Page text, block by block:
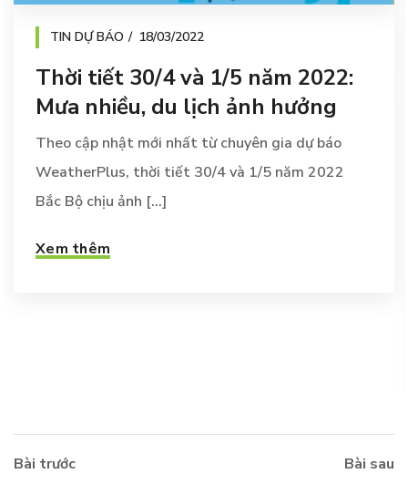
TIN DỰ BÁO 18/03/2022
Thời tiết 30/4 và 1/5 năm 2022:
Mưa nhiều, du lịch ảnh hưởng
Theo cập nhật mới nhất từ chuyên gia dự báo
WeatherPlus, thời tiết 30/4 và 1/5 năm 2022
Bắc Bộ chịu ảnh [...]
Xem thêm
Bài trước Bài sau